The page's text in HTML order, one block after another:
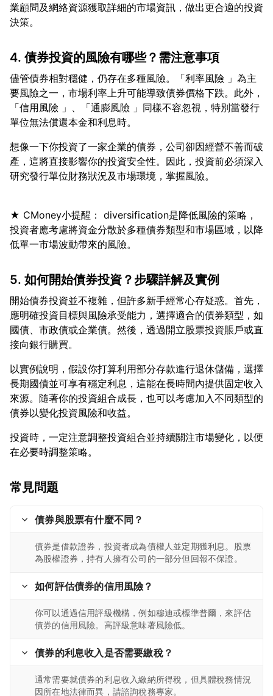
業顧問及網絡資源獲取詳細的市場資訊，做出更合適的投資
4. 債券投資的風險有哪些？需注意事項
儘管債券相對穩健，仍存在多種風險。「利率風險 」為主
要風險之一，市場利率上升可能導致債券價格下跌。此外，
「信用風險 」、「通膨風險 」同樣不容忽視，特別當發行
想像一下你投資了一家企業的債券，公司卻因經營不善而破
產，這將直接影響你的投資安全性。因此，投資前必須深入
★ CMoney小提醒： diversification是降低風險的策略，
投資者應考慮將資金分散於多種債券類型和市場區域，以降
5. 如何開始債券投資？步驟詳解及實例
開始債券投資並不複雜，但許多新手經常心存疑惑。首先，
應明確投資目標與風險承受能力，選擇適合的債券類型，如
國債、市政債或企業債。然後，透過開立股票投資賬戶或直
以實例說明，假設你打算利用部分存款進行退休儲備，選擇
長期國債並可享有穩定利息，這能在長時間內提供固定收入
來源。隨著你的投資組合成長，也可以考慮加入不同類型的
投資時，一定注意調整投資組合並持續關注市場變化，以便
常見問題
債券與股票有什麼不同？
債券是借款證券，投資者成為債權人並定期獲利息。股票
為股權證券，持有人擁有公司的一部分但回報不保證。
如何評估債券的信用風險？
你可以通過信用評級機構，例如穆迪或標準普爾，來評估
債券的信用風險。高評級意味著風險低。
債券的利息收入是否需要繳稅？
通常需要就債券的利息收入繳納所得稅，但具體稅務情況
因所在地法律而異，請諮詢稅務專家。